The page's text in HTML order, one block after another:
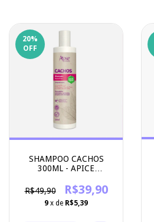
20%
OFF
SHAMPOO CACHOS
300ML - APICE
R$49,90
R$39,90
9 x de R$5,39